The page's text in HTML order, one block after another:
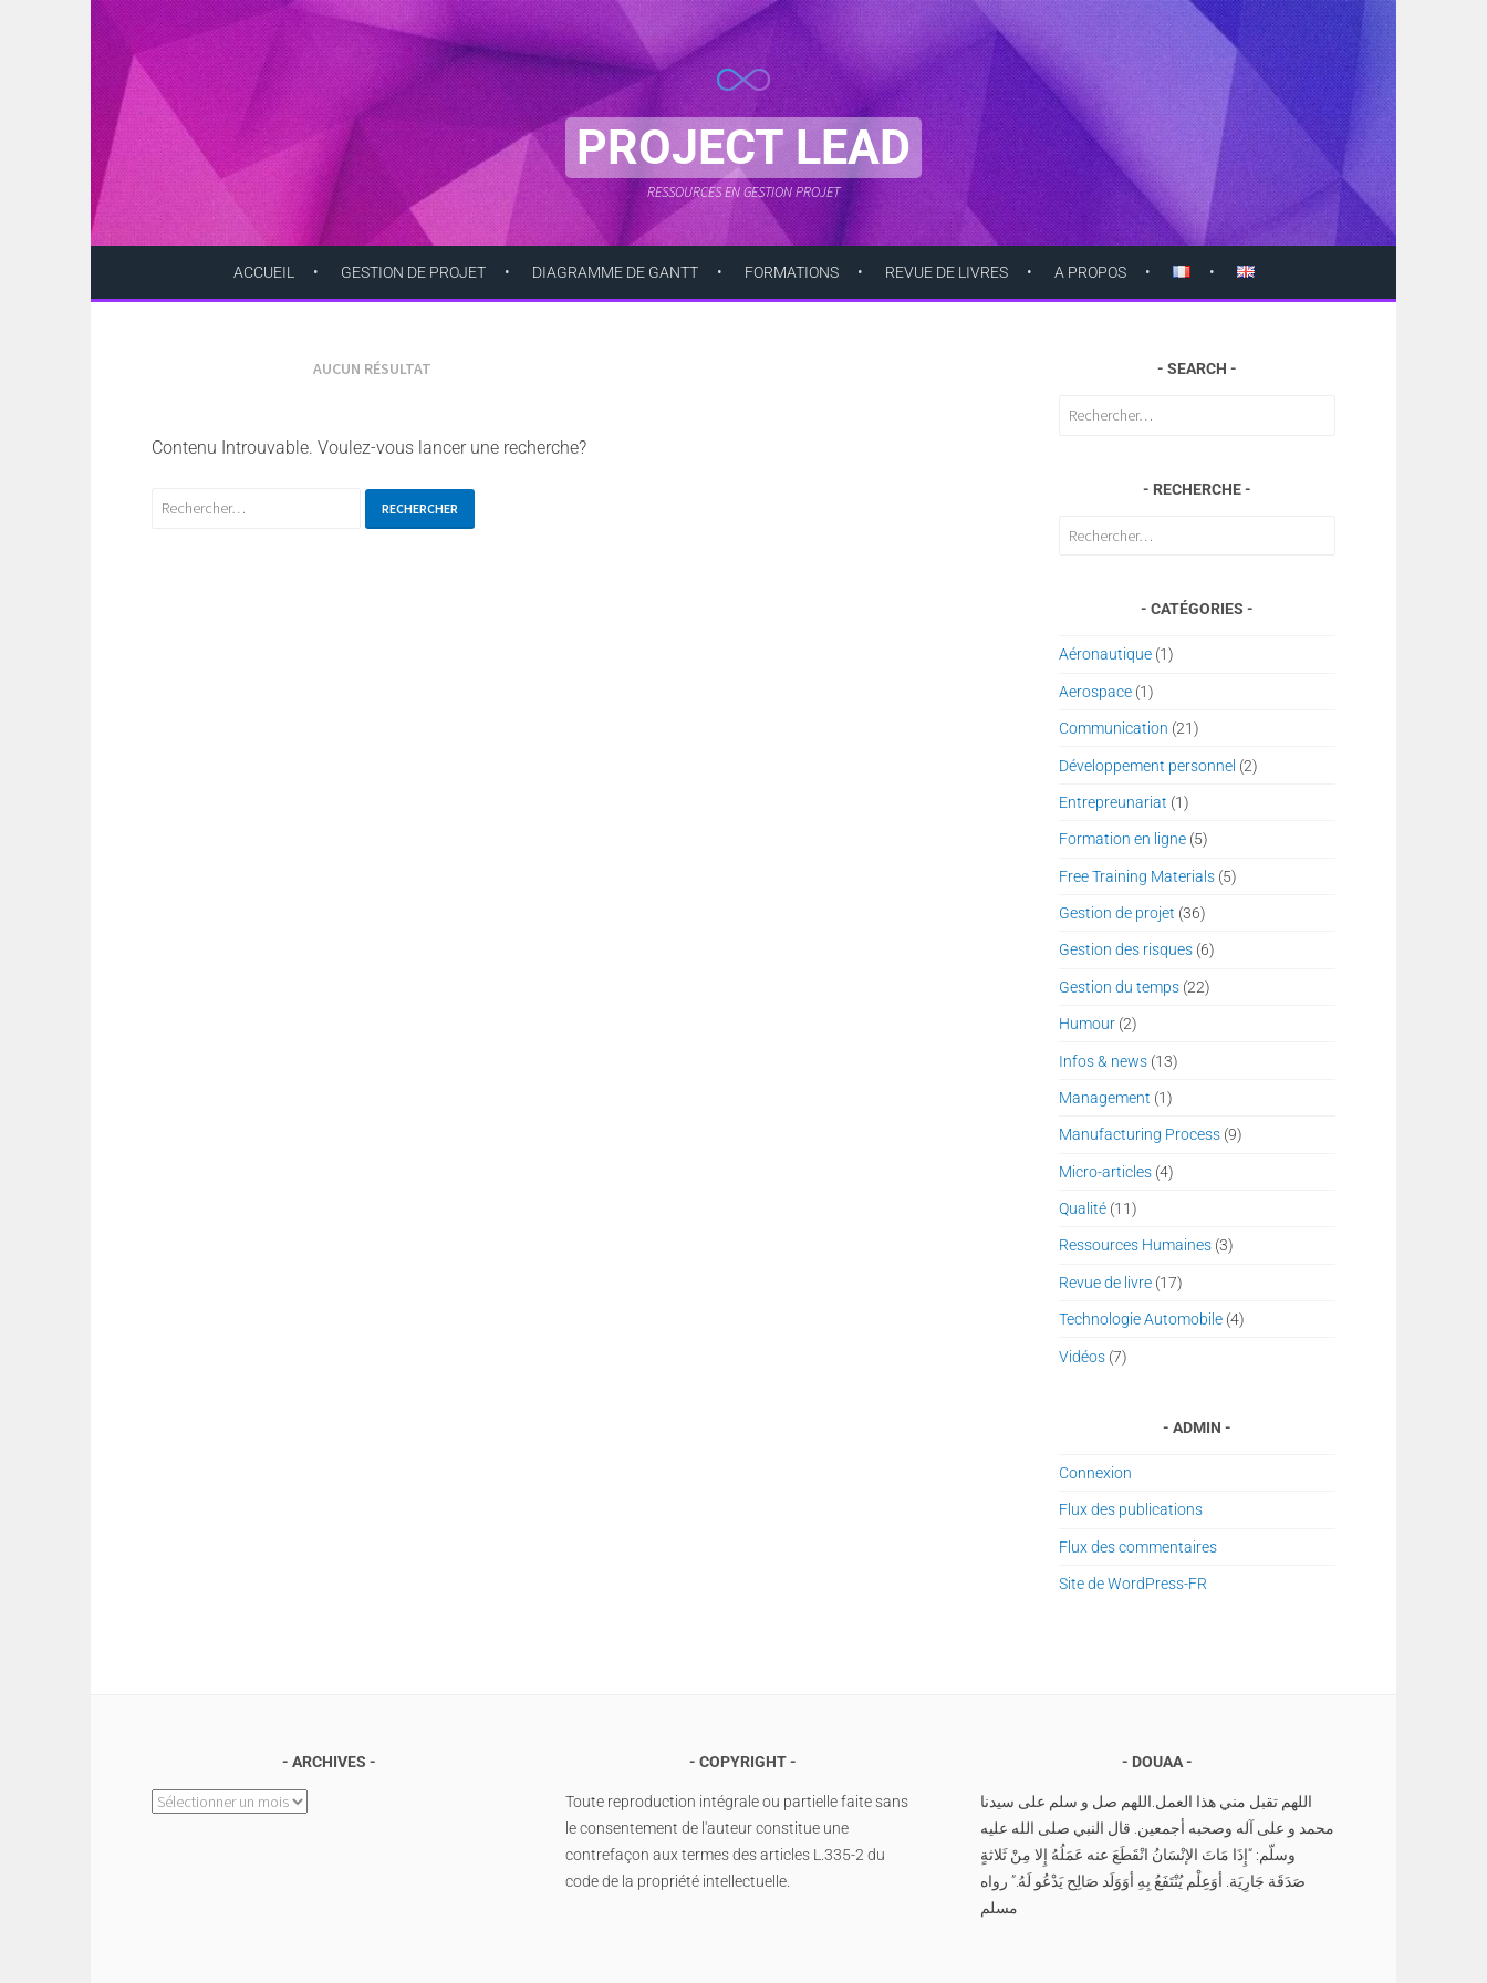
Aller
au
contenu
principal
PROJECT LEAD
RESSOURCES EN GESTION PROJET
ACCUEIL GESTION DE PROJET DIAGRAMME DE GANTT FORMATIONS REVUE DE LIVRES A PROPOS
AUCUN RÉSULTAT
Contenu Introuvable. Voulez-vous lancer une recherche?
Rechercher :
SEARCH
Rechercher :
RECHERCHE
Rechercher :
CATÉGORIES
Aéronautique (1)
Aerospace (1)
Communication (21)
Développement personnel (2)
Entrepreunariat (1)
Formation en ligne (5)
Free Training Materials (5)
Gestion de projet (36)
Gestion des risques (6)
Gestion du temps (22)
Humour (2)
Infos & news (13)
Management (1)
Manufacturing Process (9)
Micro-articles (4)
Qualité (11)
Ressources Humaines (3)
Revue de livre (17)
Technologie Automobile (4)
Vidéos (7)
ADMIN
Connexion
Flux des publications
Flux des commentaires
Site de WordPress-FR
ARCHIVES
Archives
COPYRIGHT
Toute reproduction intégrale ou partielle faite sans
le consentement de l'auteur constitue une
contrefaçon aux termes des articles L.335-2 du
code de la propriété intellectuelle.
DOUAA
اللهم تقبل مني هذا العمل.اللهم صل و سلم على سيدنا
محمد و على آله وصحبه أجمعين. قال النبي صلى الله عليه
وسلّم: “إِذَا مَاتَ الإنْسَانُ انْقَطَعَ عنه عَمَلُهُ إِلا مِنْ ثَلاثةٍ
صَدَقَة جَارِيَة. أوَعِلْم يُنْتَفَعُ بِهِ أوَوَلَد صَالِح يَدْعُو لَهُ.” رواه
مسلم